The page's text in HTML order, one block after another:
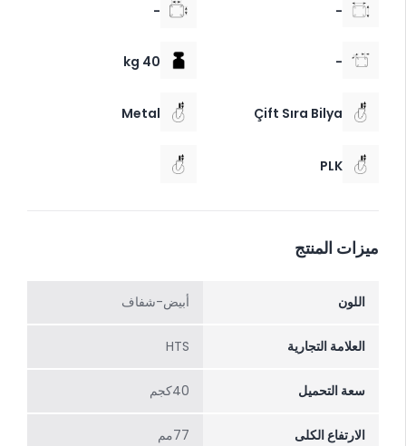
-
-
-
40 kg
Çift Sıra Bilya
Metal
PLK
ميزات المنتج
اللون أبيض-شفاف
العلامة التجارية HTS
سعة التحميل 40كجم
الارتفاع الکلی 77مم